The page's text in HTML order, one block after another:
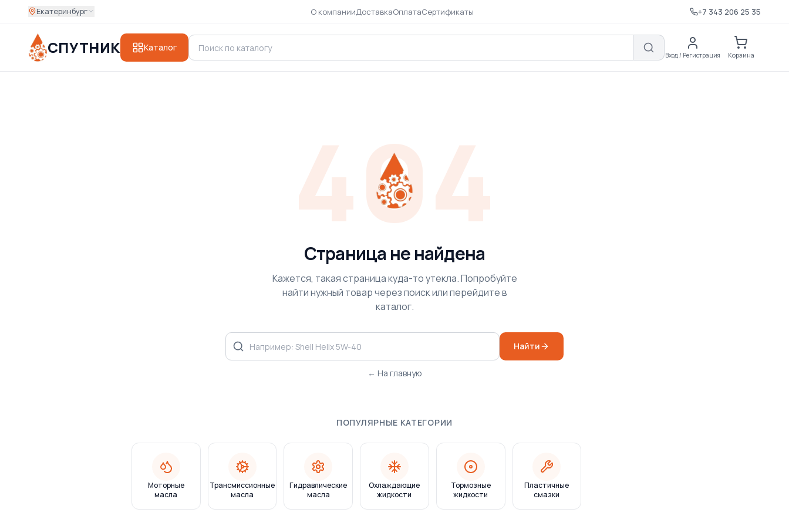
Екатеринбург О компанииДоставкаОплатаСертификаты +7 343 206 25 35
СПУТНИК Каталог
Вход / Регистрация Корзина
404
Страница не найдена
Кажется, такая страница куда-то утекла. Попробуйте
найти нужный товар через поиск или перейдите в
каталог.
Найти
← На главную
ПОПУЛЯРНЫЕ КАТЕГОРИИ
Моторные
масла
Трансмиссионные
масла
Гидравлические
масла
Охлаждающие
жидкости
Тормозные
жидкости
Пластичные
смазки